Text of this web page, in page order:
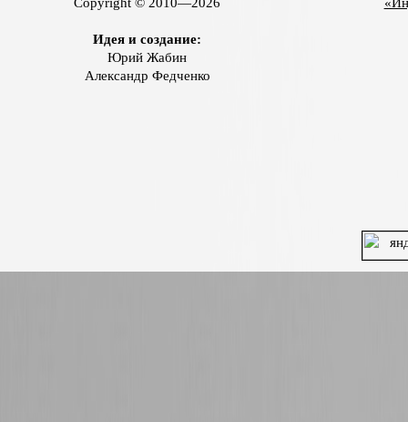
Идея и создание:
Юрий Жабин
Александр Федченко